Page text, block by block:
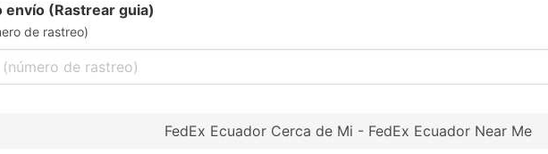
envío (Rastrear guia)
de rastreo)
FedEx Ecuador Cerca de Mi - FedEx Ecuador Near Me